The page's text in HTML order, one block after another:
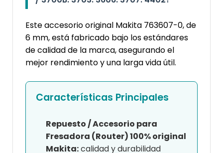
Este accesorio original Makita 763607-0, de
6 mm, está fabricado bajo los estándares
de calidad de la marca, asegurando el
mejor rendimiento y una larga vida útil.
Características Principales
Repuesto / Accesorio para
Fresadora (Router) 100% original
Makita:calidad y durabilidad